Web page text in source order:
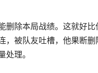
除本局战绩。这就好
被队友吐槽，他果断
理。